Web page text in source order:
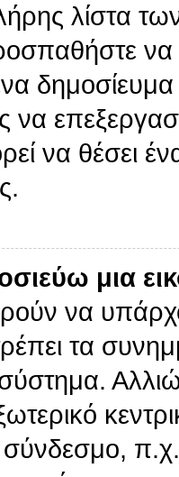
λίστα των
να
να
να θέσει
μια
να
τα
σύνδεσμο,